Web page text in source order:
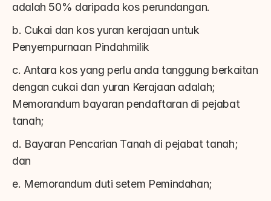
adalah 50% daripada kos perundangan.
b. Cukai dan kos yuran kerajaan untuk
Penyempurnaan Pindahmilik
c. Antara kos yang perlu anda tanggung berkaitan
dengan cukai dan yuran Kerajaan adalah;
Memorandum bayaran pendaftaran di pejabat
tanah;
d. Bayaran Pencarian Tanah di pejabat tanah;
dan
e. Memorandum duti setem Pemindahan;